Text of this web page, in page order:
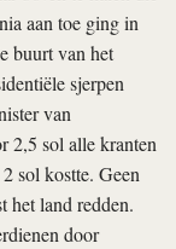
aan toe ging in
buurt van het
sjerpen
van
2,5 sol alle kranten
sol kostte. Geen
het land redden.
door